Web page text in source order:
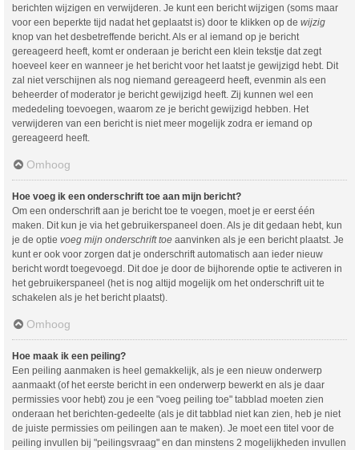
berichten wijzigen en verwijderen. Je kunt een bericht wijzigen (soms maar
voor een beperkte tijd nadat het geplaatst is) door te klikken op de wijzig
knop van het desbetreffende bericht. Als er al iemand op je bericht
gereageerd heeft, komt er onderaan je bericht een klein tekstje dat zegt
hoeveel keer en wanneer je het bericht voor het laatst je gewijzigd hebt. Dit
zal niet verschijnen als nog niemand gereageerd heeft, evenmin als een
beheerder of moderator je bericht gewijzigd heeft. Zij kunnen wel een
mededeling toevoegen, waarom ze je bericht gewijzigd hebben. Het
verwijderen van een bericht is niet meer mogelijk zodra er iemand op
gereageerd heeft.
Omhoog
Hoe voeg ik een onderschrift toe aan mijn bericht?
Om een onderschrift aan je bericht toe te voegen, moet je er eerst één
maken. Dit kun je via het gebruikerspaneel doen. Als je dit gedaan hebt, kun
je de optie voeg mijn onderschrift toe aanvinken als je een bericht plaatst. Je
kunt er ook voor zorgen dat je onderschrift automatisch aan ieder nieuw
bericht wordt toegevoegd. Dit doe je door de bijhorende optie te activeren in
het gebruikerspaneel (het is nog altijd mogelijk om het onderschrift uit te
schakelen als je het bericht plaatst).
Omhoog
Hoe maak ik een peiling?
Een peiling aanmaken is heel gemakkelijk, als je een nieuw onderwerp
aanmaakt (of het eerste bericht in een onderwerp bewerkt en als je daar
permissies voor hebt) zou je een "voeg peiling toe" tabblad moeten zien
onderaan het berichten-gedeelte (als je dit tabblad niet kan zien, heb je niet
de juiste permissies om peilingen aan te maken). Je moet een titel voor de
peiling invullen bij "peilingsvraag" en dan minstens 2 mogelijkheden invullen